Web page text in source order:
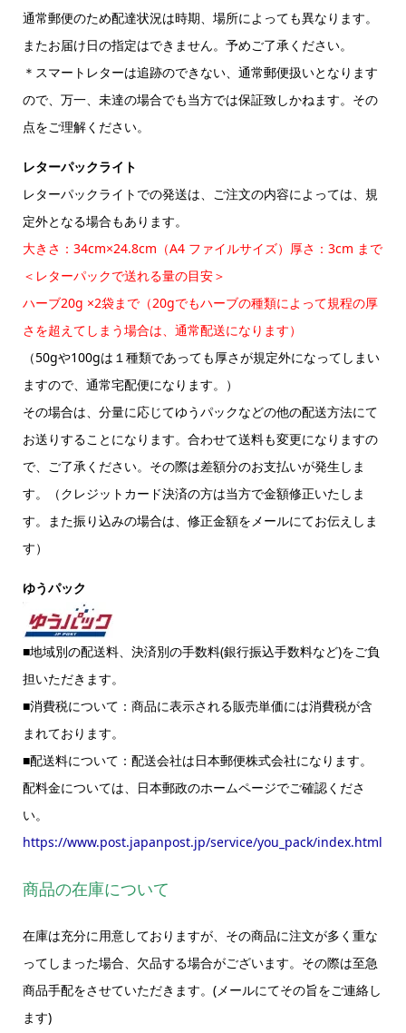
通常郵便のため配達状況は時期、場所によっても異なります。
またお届け日の指定はできません。予めご了承ください。
＊スマートレターは追跡のできない、通常郵便扱いとなります
ので、万一、未達の場合でも当方では保証致しかねます。その
点をご理解ください。
レターパックライト
レターパックライトでの発送は、ご注文の内容によっては、規
定外となる場合もあります。
大きさ：34cm×24.8cm（A4 ファイルサイズ）厚さ：3cm まで
＜レターパックで送れる量の目安＞
ハーブ20g ×2袋まで（20gでもハーブの種類によって規程の厚
さを超えてしまう場合は、通常配送になります）
（50gや100gは１種類であっても厚さが規定外になってしまい
ますので、通常宅配便になります。）
その場合は、分量に応じてゆうパックなどの他の配送方法にて
お送りすることになります。合わせて送料も変更になりますの
で、ご了承ください。その際は差額分のお支払いが発生しま
す。（クレジットカード決済の方は当方で金額修正いたしま
す。また振り込みの場合は、修正金額をメールにてお伝えしま
す）
ゆうパック
■地域別の配送料、決済別の手数料(銀行振込手数料など)をご負
担いただきます。
■消費税について：商品に表示される販売単価には消費税が含
まれております。
■配送料について：配送会社は日本郵便株式会社になります。
配料金については、日本郵政のホームページでご確認くださ
い。
https://www.post.japanpost.jp/service/you_pack/index.html
商品の在庫について
在庫は充分に用意しておりますが、その商品に注文が多く重な
ってしまった場合、欠品する場合がございます。その際は至急
商品手配をさせていただきます。(メールにてその旨をご連絡し
ます)